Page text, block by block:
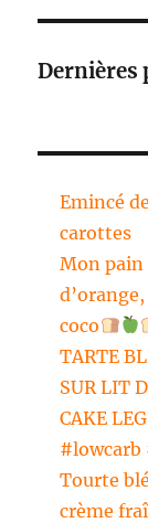
Dernières
Emincé
carottes
Mon pain
coco
TARTE
SUR LIT
CAKE
#lowcarb
Tourte
crème